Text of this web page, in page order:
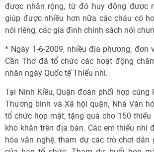
được nhân rộng, từ đó huy động được
giúp được nhiều hơn nữa các cháu có
nói riêng, các gia đình chính sách nói
* Ngày 1-6-2009, nhiều địa phương, đơn
Cần Thơ đã tổ chức các hoạt động
nhân ngày Quốc tế Thiếu nhi.
Tại Ninh Kiều, Quận đoàn phối hợp cùng
Thương binh và Xã hội quận, Nhà Văn
tổ chức họp mặt, tặng quà cho 150 thiếu
khó khăn trên địa bàn. Các em thiếu nhi
hóa văn nghệ, tham dự các trò chơi dân